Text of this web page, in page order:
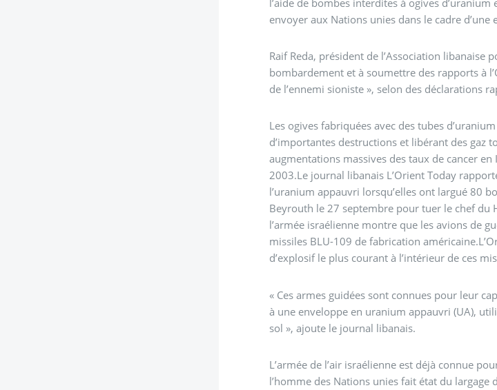
envoyer aux Nations unies dans le cadre
Raif Reda, président de l’Association libanaise
bombardement et à soumettre des rapports à
de l’ennemi sioniste », selon des déclarations
Les ogives fabriquées avec des tubes
d’importantes destructions et libérant des gaz
augmentations massives des taux de cancer
2003.Le journal libanais L’Orient Today
l’uranium appauvri lorsqu’elles ont largué 80
Beyrouth le 27 septembre pour tuer le chef du
l’armée israélienne montre que les avions de
missiles BLU-109 de fabrication
d’explosif le plus courant à l’intérieur de ces
« Ces armes guidées sont connues pour leur
à une enveloppe en uranium appauvri (UA),
sol », ajoute le journal libanais.
L’armée de l’air israélienne est déjà connue
l’homme des Nations unies fait état du